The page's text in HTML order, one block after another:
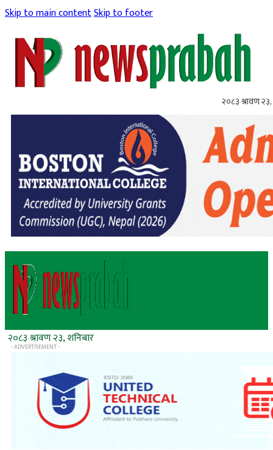
Skip to main contentSkip to footer
२०८३ श्रावण २३,
२०८३ श्रावण २३, शनिबार
- ADVERTISEMENT -